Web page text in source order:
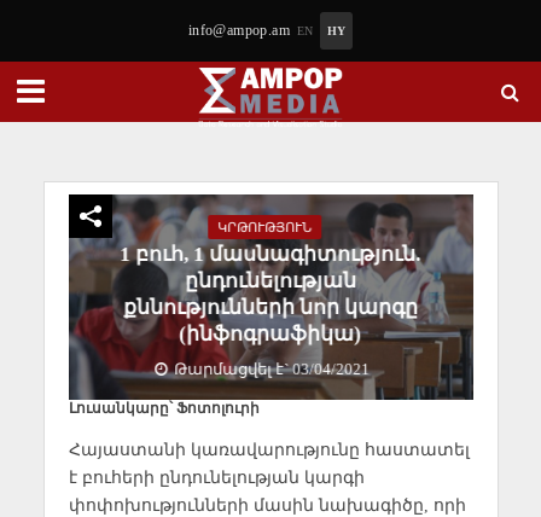
info@ampop.am EN HY
ԿՐԹՈՒԹՅՈՒՆ
1 բուհ, 1 մասնագիտություն.
ընդունելության
քննությունների նոր կարգը
(ինֆոգրաֆիկա)
Թարմացվել է` 03/04/2021
Լուսանկարը՝ Ֆոտոլուրի
Հայաստանի կառավարությունը հաստատել
է բուհերի ընդունելության կարգի
փոփոխությունների մասին նախագիծը, որի